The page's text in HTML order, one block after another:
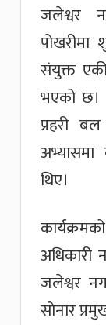
जलेश्वर
पोखरीमा
संयुक्त
भएको छ।
प्रहरी
थिए।
अधिकारी
जलेश्वर
सोनार